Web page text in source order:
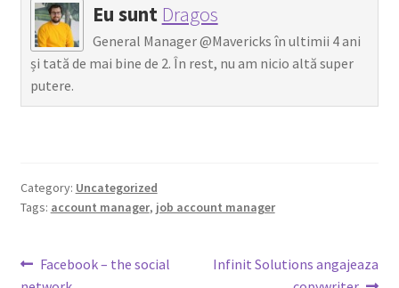
Eu sunt Dragos
General Manager @Mavericks în ultimii 4 ani
și tată de mai bine de 2. În rest, nu am nicio altă super
putere.
Category: Uncategorized
Tags: account manager, job account manager
Post
Previous
Facebook – the social
Next
Infinit Solutions angajeaza